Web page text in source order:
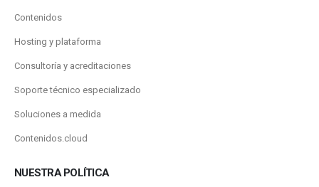
Contenidos
Hosting y plataforma
Consultoría y acreditaciones
Soporte técnico especializado
Soluciones a medida
Contenidos.cloud
NUESTRA POLÍTICA